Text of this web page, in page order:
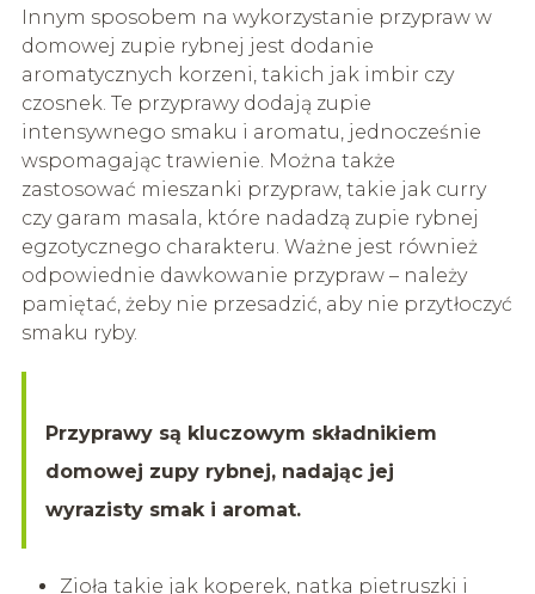
Innym sposobem na wykorzystanie przypraw w
domowej zupie rybnej jest dodanie
aromatycznych korzeni, takich jak imbir czy
czosnek. Te przyprawy dodają zupie
intensywnego smaku i aromatu, jednocześnie
wspomagając trawienie. Można także
zastosować mieszanki przypraw, takie jak curry
czy garam masala, które nadadzą zupie rybnej
egzotycznego charakteru. Ważne jest również
odpowiednie dawkowanie przypraw – należy
pamiętać, żeby nie przesadzić, aby nie przytłoczyć
smaku ryby.
Przyprawy są kluczowym składnikiem
domowej zupy rybnej, nadając jej
wyrazisty smak i aromat.
Zioła takie jak koperek, natka pietruszki i